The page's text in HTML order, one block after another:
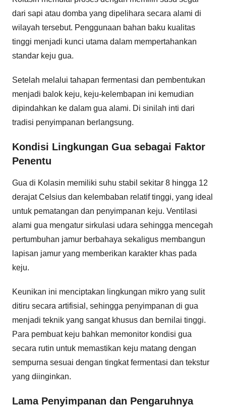
dari sapi atau domba yang dipelihara secara alami di
wilayah tersebut. Penggunaan bahan baku kualitas
tinggi menjadi kunci utama dalam mempertahankan
standar keju gua.
Setelah melalui tahapan fermentasi dan pembentukan
menjadi balok keju, keju-kelembapan ini kemudian
dipindahkan ke dalam gua alami. Di sinilah inti dari
tradisi penyimpanan berlangsung.
Kondisi Lingkungan Gua sebagai Faktor
Penentu
Gua di Kolasin memiliki suhu stabil sekitar 8 hingga 12
derajat Celsius dan kelembaban relatif tinggi, yang ideal
untuk pematangan dan penyimpanan keju. Ventilasi
alami gua mengatur sirkulasi udara sehingga mencegah
pertumbuhan jamur berbahaya sekaligus membangun
lapisan jamur yang memberikan karakter khas pada
keju.
Keunikan ini menciptakan lingkungan mikro yang sulit
ditiru secara artifisial, sehingga penyimpanan di gua
menjadi teknik yang sangat khusus dan bernilai tinggi.
Para pembuat keju bahkan memonitor kondisi gua
secara rutin untuk memastikan keju matang dengan
sempurna sesuai dengan tingkat fermentasi dan tekstur
yang diinginkan.
Lama Penyimpanan dan Pengaruhnya